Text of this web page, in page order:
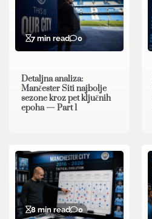
7 min read 0
Detaljna analiza:
Mančester Siti najbolje
sezone kroz pet ključnih
epoha — Part 1
8 min read 0